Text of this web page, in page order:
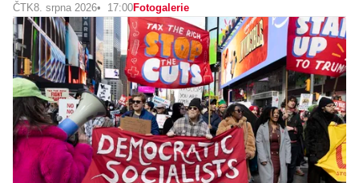
ČTK8. srpna 2026 17:00Fotogalerie